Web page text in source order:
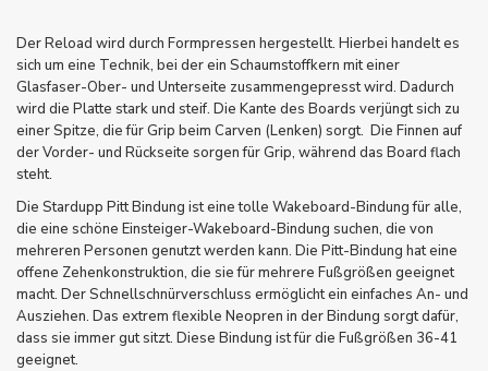
Der Reload wird durch Formpressen hergestellt. Hierbei handelt es
sich um eine Technik, bei der ein Schaumstoffkern mit einer
Glasfaser-Ober- und Unterseite zusammengepresst wird. Dadurch
wird die Platte stark und steif. Die Kante des Boards verjüngt sich zu
einer Spitze, die für Grip beim Carven (Lenken) sorgt. Die Finnen auf
der Vorder- und Rückseite sorgen für Grip, während das Board flach
steht.
Die Stardupp Pitt Bindung ist eine tolle Wakeboard-Bindung für alle,
die eine schöne Einsteiger-Wakeboard-Bindung suchen, die von
mehreren Personen genutzt werden kann. Die Pitt-Bindung hat eine
offene Zehenkonstruktion, die sie für mehrere Fußgrößen geeignet
macht. Der Schnellschnürverschluss ermöglicht ein einfaches An- und
Ausziehen. Das extrem flexible Neopren in der Bindung sorgt dafür,
dass sie immer gut sitzt. Diese Bindung ist für die Fußgrößen 36-41
geeignet.